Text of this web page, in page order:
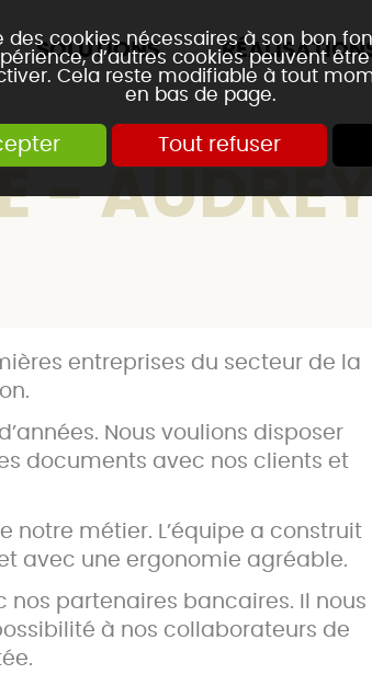
des cookies nécessaires à son bon
d’autres cookies peuvent
Cela reste modifiable à tout
en bas de page.
Tout refuser
SOLUTIONS
-
entreprises du secteur de la
Nous voulions disposer
documents avec nos clients et
notre métier. L’équipe a construit
avec une ergonomie agréable.
partenaires bancaires. Il nous
à nos collaborateurs de